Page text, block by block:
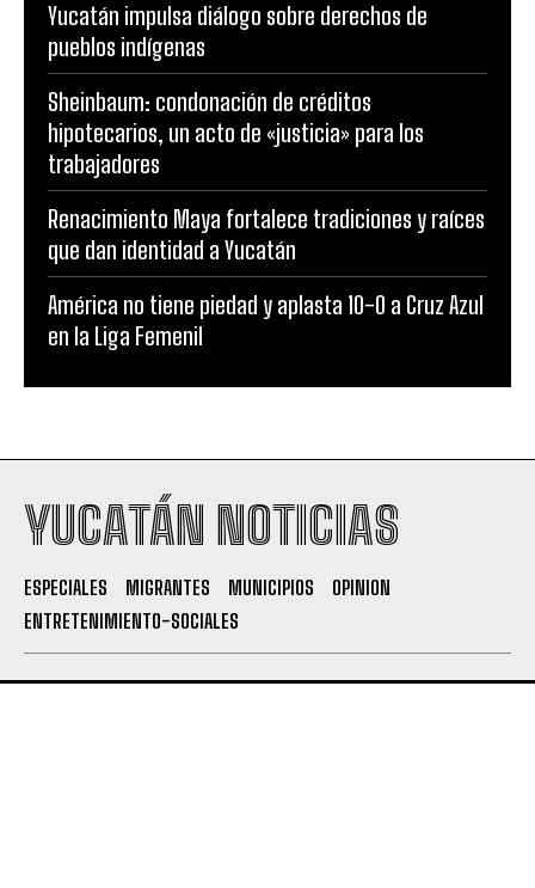
Yucatán impulsa diálogo sobre derechos de
pueblos indígenas
Sheinbaum: condonación de créditos
hipotecarios, un acto de «justicia» para los
trabajadores
Renacimiento Maya fortalece tradiciones y raíces
que dan identidad a Yucatán
América no tiene piedad y aplasta 10-0 a Cruz Azul
en la Liga Femenil
YUCATÁN NOTICIAS
ESPECIALES MIGRANTES MUNICIPIOS
OPINION
ENTRETENIMIENTO-SOCIALES